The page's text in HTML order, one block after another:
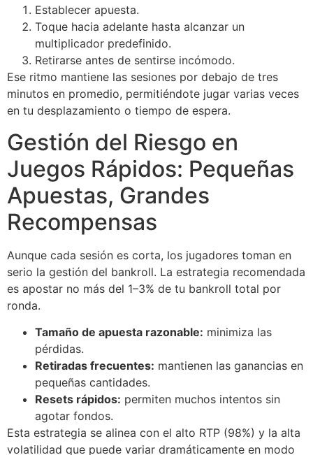
Establecer apuesta.
Toque hacia adelante hasta alcanzar un
multiplicador predefinido.
Retirarse antes de sentirse incómodo.
Ese ritmo mantiene las sesiones por debajo de tres
minutos en promedio, permitiéndote jugar varias veces
en tu desplazamiento o tiempo de espera.
Gestión del Riesgo en
Juegos Rápidos: Pequeñas
Apuestas, Grandes
Recompensas
Aunque cada sesión es corta, los jugadores toman en
serio la gestión del bankroll. La estrategia recomendada
es apostar no más del 1–3% de tu bankroll total por
ronda.
Tamaño de apuesta razonable: minimiza las
pérdidas.
Retiradas frecuentes: mantienen las ganancias en
pequeñas cantidades.
Resets rápidos: permiten muchos intentos sin
agotar fondos.
Esta estrategia se alinea con el alto RTP (98%) y la alta
volatilidad que puede variar dramáticamente en modo